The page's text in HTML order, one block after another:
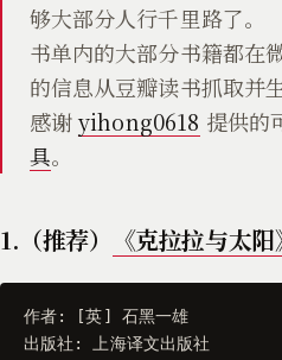
够大部分人行千里路了。
书单内的大部分书籍都在
的信息从豆瓣读书抓取并
感谢yihong0618 提供的
具。
1.（推荐） 《克拉拉与太阳
作者: [英]
石黑一雄
出版社 :
上海译文出版社